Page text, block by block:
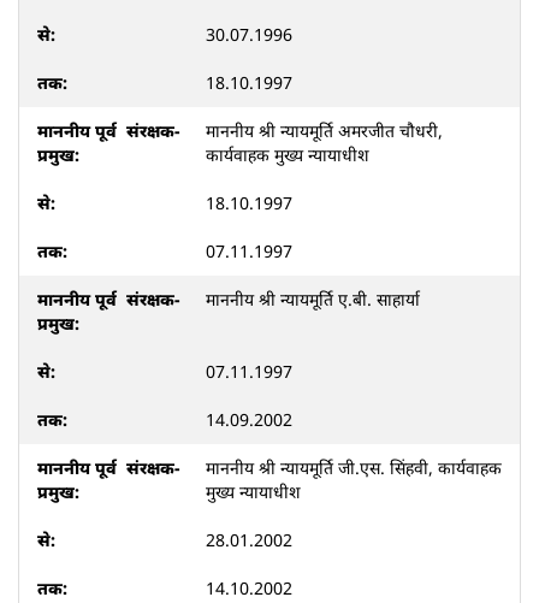
30.07.1996
18.10.1997
माननीय श्री न्यायमूर्ति अमरजीत चौधरी,
कार्यवाहक मुख्य न्यायाधीश
18.10.1997
07.11.1997
माननीय श्री न्यायमूर्ति ए.बी. साहार्या
07.11.1997
14.09.2002
माननीय श्री न्यायमूर्ति जी.एस. सिंहवी, कार्यवाहक
मुख्य न्यायाधीश
28.01.2002
14.10.2002